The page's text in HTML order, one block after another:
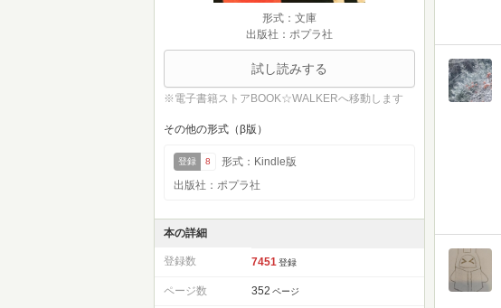
形式：文庫
出版社：ポプラ社
試し読みする
※電子書籍ストアBOOK☆WALKERへ移動します
その他の形式（β版）
登録 8
形式：Kindle版
出版社：ポプラ社
本の詳細
登録数 7451 登録
ページ数 352 ページ